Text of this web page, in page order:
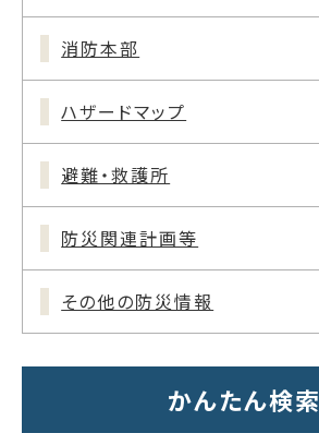
消防本部
ハザードマップ
避難・救護所
防災関連計画等
その他の防災情報
かんたん検索